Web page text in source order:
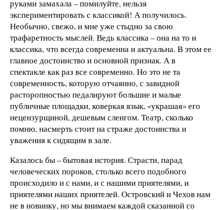
руками замахала – помилуйте, нельзя
экспериментировать с классикой! А получилось.
Необычно, свежо, и мне уже стыдно за свою
трафаретность мыслей. Ведь классика – она на то и
классика, что всегда современна и актуальна. В этом ее
главное достоинство и основной признак. А в
спектакле как раз все современно. Но это не та
современность, которую отчаянно, с завидной
расторопностью педалируют большие и малые
публичные площадки, коверкая язык, «украшая» его
нецензурщиной, дешевым сленгом. Театр, сколько
помню, насмерть стоит на страже достоинства и
уважения к сидящим в зале.
Казалось бы – бытовая история. Страсти, парад
человеческих пороков, столько всего подобного
происходило и с нами, и с нашими приятелями, и
приятелями наших приятелей. Островский и Чехов нам
не в новинку, но мы внимаем каждой сказанной со